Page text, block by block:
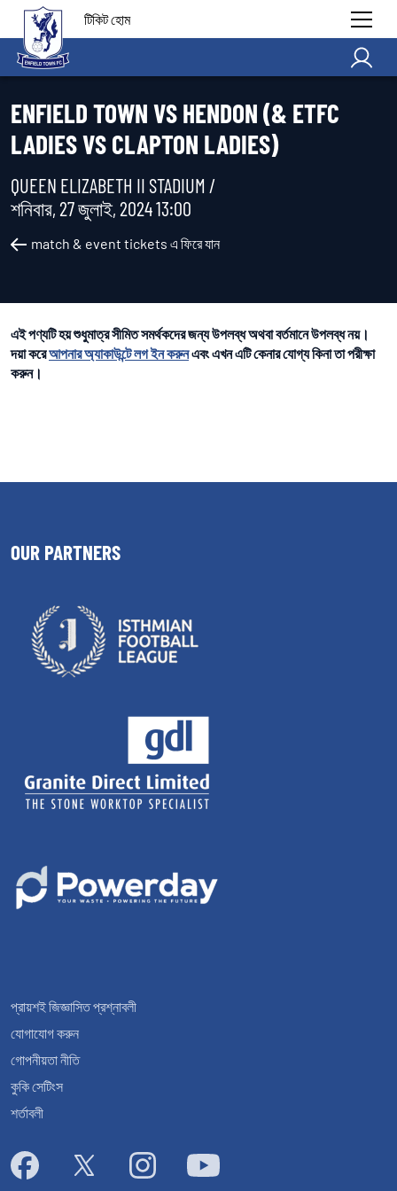
টিকিট হোম
ENFIELD TOWN VS HENDON (& ETFC
LADIES VS CLAPTON LADIES)
QUEEN ELIZABETH II STADIUM /
শনিবার, 27 জুলাই, 2024 13:00
match & event tickets এ ফিরে যান
এই পণ্যটি হয় শুধুমাত্র সীমিত সমর্থকদের জন্য উপলব্ধ অথবা বর্তমানে উপলব্ধ নয়।
দয়া করেআপনার অ্যাকাউন্টে লগ ইন করুনএবং এখন এটি কেনার যোগ্য কিনা তা পরীক্ষা
করুন।
প্রায়শই জিজ্ঞাসিত প্রশ্নাবলী
যোগাযোগ করুন
গোপনীয়তা নীতি
কুকি সেটিংস
শর্তাবলী
OUR PARTNERS